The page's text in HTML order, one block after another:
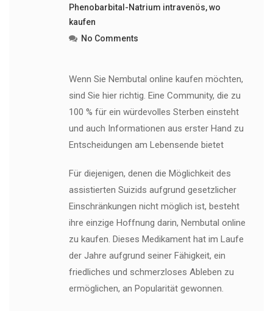
Phenobarbital-Natrium intravenös,wo
kaufen
No Comments
Wenn Sie Nembutal online kaufen möchten,
sind Sie hier richtig. Eine Community, die zu
100 % für ein würdevolles Sterben einsteht
und auch Informationen aus erster Hand zu
Entscheidungen am Lebensende bietet
Für diejenigen, denen die Möglichkeit des
assistierten Suizids aufgrund gesetzlicher
Einschränkungen nicht möglich ist, besteht
ihre einzige Hoffnung darin, Nembutal online
zu kaufen. Dieses Medikament hat im Laufe
der Jahre aufgrund seiner Fähigkeit, ein
friedliches und schmerzloses Ableben zu
ermöglichen, an Popularität gewonnen.